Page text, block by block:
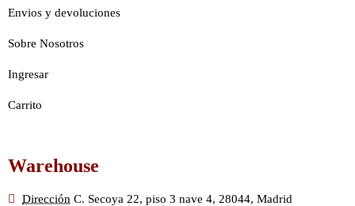
Envios y devoluciones
Sobre Nosotros
Ingresar
Carrito
Warehouse
Dirección C. Secoya 22, piso 3 nave 4, 28044, Madrid